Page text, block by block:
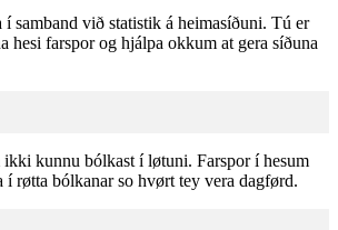
samband við statistik á heimasíðuni. Tú er
hesi farspor og hjálpa okkum at gera síðuna
ikki kunnu bólkast í løtuni. Farspor í hesum
røtta bólkanar so hvørt tey vera dagførd.